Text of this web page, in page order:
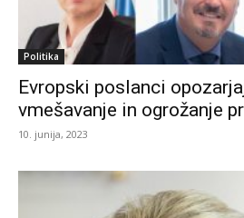
Politika
Evropski poslanci
vmešavanje in ogrožanje
10. junija, 2023